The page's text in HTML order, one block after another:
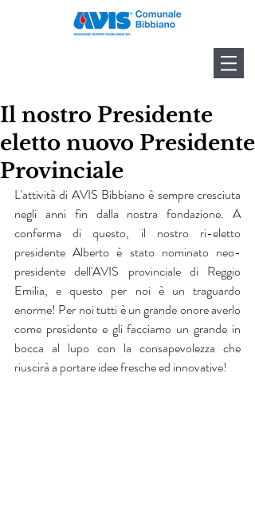
Il nostro Presidente
eletto nuovo Presidente
Provinciale
L'attività di AVIS Bibbiano è sempre cresciuta
negli anni fin dalla nostra fondazione. A
conferma di questo, il nostro ri-eletto
presidente Alberto è stato nominato neo-
presidente dell'AVIS provinciale di Reggio
Emilia, e questo per noi è un traguardo
enorme! Per noi tutti è un grande onore averlo
come presidente e gli facciamo un grande in
bocca al lupo con la consapevolezza che
riuscirà a portare idee fresche ed innovative!